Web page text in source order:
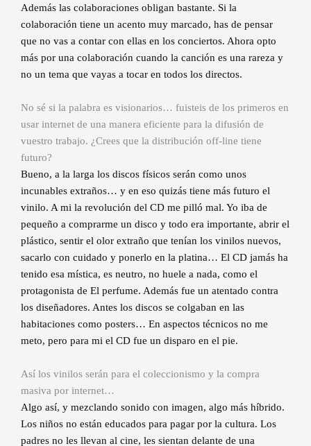
Además las colaboraciones obligan bastante. Si la
colaboración tiene un acento muy marcado, has de pensar
que no vas a contar con ellas en los conciertos. Ahora opto
más por una colaboración cuando la canción es una rareza y
no un tema que vayas a tocar en todos los directos.
No sé si la palabra es visionarios… fuisteis de los primeros en
usar internet de una manera eficiente para la difusión de
vuestro trabajo. ¿Crees que la distribución off-line tiene
futuro?
Bueno, a la larga los discos físicos serán como unos
incunables extraños… y en eso quizás tiene más futuro el
vinilo. A mi la revolución del CD me pilló mal. Yo iba de
pequeño a comprarme un disco y todo era importante, abrir el
plástico, sentir el olor extraño que tenían los vinilos nuevos,
sacarlo con cuidado y ponerlo en la platina… El CD jamás ha
tenido esa mística, es neutro, no huele a nada, como el
protagonista de El perfume. Además fue un atentado contra
los diseñadores. Antes los discos se colgaban en las
habitaciones como posters… En aspectos técnicos no me
meto, pero para mi el CD fue un disparo en el pie.
Así los vinilos serán para el coleccionismo y la compra
masiva por internet…
Algo así, y mezclando sonido con imagen, algo más híbrido.
Los niños no están educados para pagar por la cultura. Los
padres no les llevan al cine, les sientan delante de una